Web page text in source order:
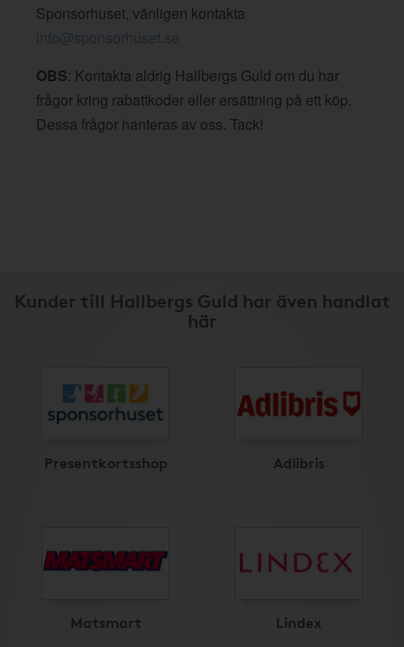
Sponsorhuset, vänligen kontakta
info@sponsorhuset.se
OBS: Kontakta aldrig Hallbergs Guld om du har
frågor kring rabattkoder eller ersättning på ett köp.
Dessa frågor hanteras av oss. Tack!
Kunder till Hallbergs Guld har även handlat
här
Presentkortsshop Adlibris
Matsmart Lindex